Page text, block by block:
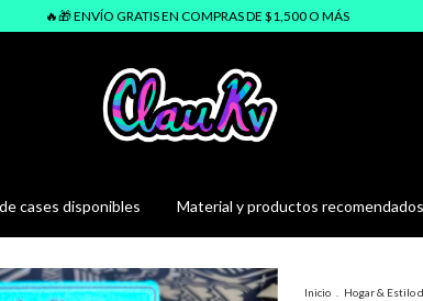
🔥🎁 ENVÍO GRATIS EN COMPRAS DE $1,500 O MÁS
cases disponibles Material y productos recomendados
Inicio Hogar & Estilo